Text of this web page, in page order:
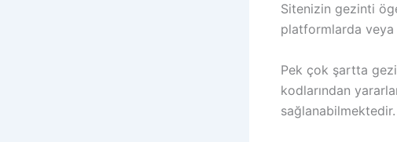
Sitenizin gezinti
platformlarda veya
Pek çok şartta
kodlarından
sağlanabilmektedir.